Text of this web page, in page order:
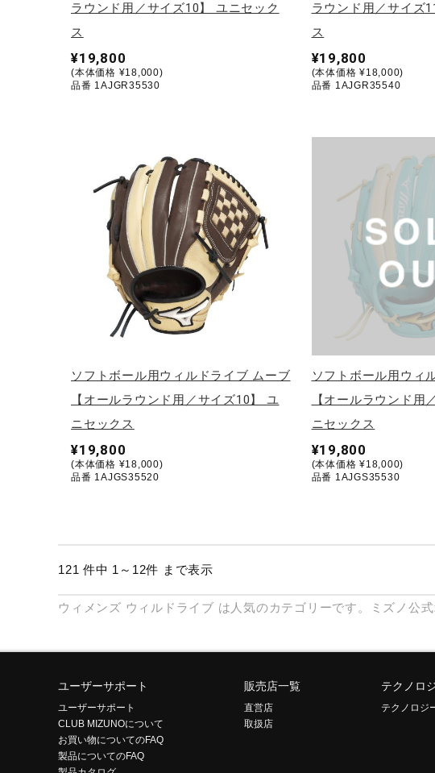
ラウンド用／サイズ10】 ユニセック
ス
¥19,800
(本体価格 ¥18,000)
品番 1AJGR35530
ラウンド用／サイズ
ス
¥19,800
(本体価格 ¥18,000)
品番 1AJGR35540
ソフトボール用ウィルドライブ ムーブ
【オールラウンド用／サイズ10】 ユ
ニセックス
¥19,800
(本体価格 ¥18,000)
品番 1AJGS35520
ソフトボール用ウィ
【オールラウンド用
ニセックス
¥19,800
(本体価格 ¥18,000)
品番 1AJGS35530
121 件中 1～12件 まで表示
ウィメンズ ウィルドライブ は人気のカテゴリーです。ミズノ公
ユーザーサポート
ユーザーサポート
CLUB MIZUNOについて
お買い物についてのFAQ
製品についてのFAQ
販売店一覧
直営店
取扱店
テクノロ
テクノロジ